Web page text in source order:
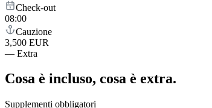
Check-out
08:00
Cauzione
3,500 EUR
— Extra
Cosa è incluso, cosa è extra.
Supplementi obbligatori